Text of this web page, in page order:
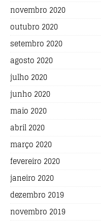
novembro 2020
outubro 2020
setembro 2020
agosto 2020
julho 2020
junho 2020
maio 2020
abril 2020
março 2020
fevereiro 2020
janeiro 2020
dezembro 2019
novembro 2019